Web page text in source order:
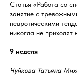
Статья «Работа со
занятие с
невротическими
никогда не приходят
9 неделя
Чуйкова Татьяна